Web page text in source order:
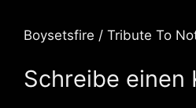
Boysetsfire / Tribute To
Schreibe einen